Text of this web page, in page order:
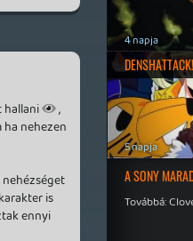
hallani
,
nehezen
is
ennyi
4 napja
DENSHATTACK!
5 napja
A SONY
Továbbá: